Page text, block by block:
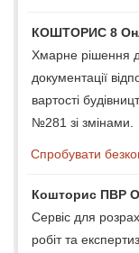
КОШТОРИС 8
Хмарне рішення
документації
вартості
№281 зі змінами.
Спробувати
Кошторис ПВР
Сервіс для
робіт та